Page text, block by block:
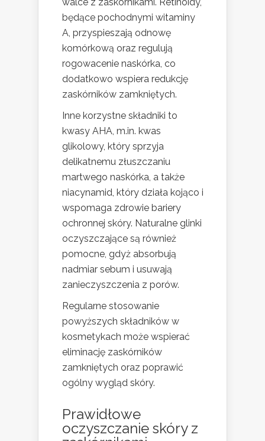
będące pochodnymi witaminy
A, przyspieszają odnowę
komórkową oraz regulują
rogowacenie naskórka, co
dodatkowo wspiera redukcję
zaskórników zamkniętych.
Inne korzystne składniki to
kwasy AHA, m.in. kwas
glikolowy, który sprzyja
delikatnemu złuszczaniu
martwego naskórka, a także
niacynamid, który działa kojąco i
wspomaga zdrowie bariery
ochronnej skóry. Naturalne glinki
oczyszczające są również
pomocne, gdyż absorbują
nadmiar sebum i usuwają
zanieczyszczenia z porów.
Regularne stosowanie
powyższych składników w
kosmetykach może wspierać
eliminację zaskórników
zamkniętych oraz poprawić
ogólny wygląd skóry.
Prawidłowe
oczyszczanie skóry z